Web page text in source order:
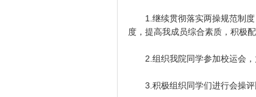
1.继续贯彻落实两操规范制度
度，提高我成员综合素质，积极
2.组织我院同学参加校运会，
3.积极组织同学们进行会操评